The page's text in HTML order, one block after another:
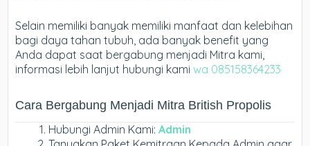
Selain memiliki banyak memiliki manfaat dan kelebihan
bagi daya tahan tubuh, ada banyak benefit yang
Anda dapat saat bergabung menjadi Mitra kami,
informasi lebih lanjut hubungi kamiwa 085158364233
Cara Bergabung Menjadi Mitra British Propolis
Hubungi Admin Kami:Admin